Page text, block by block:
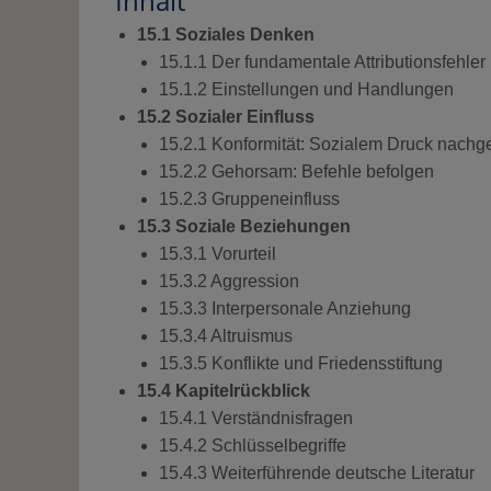
15.1 Soziales Denken
15.1.1 Der fundamentale Attributionsfehler
15.1.2 Einstellungen und Handlungen
15.2 Sozialer Einfluss
15.2.1 Konformität: Sozialem Druck
15.2.2 Gehorsam: Befehle befolgen
15.2.3 Gruppeneinfluss
15.3 Soziale Beziehungen
15.3.1 Vorurteil
15.3.2 Aggression
15.3.3 Interpersonale Anziehung
15.3.4 Altruismus
15.3.5 Konflikte und Friedensstiftung
15.4 Kapitelrückblick
15.4.1 Verständnisfragen
15.4.2 Schlüsselbegriffe
15.4.3 Weiterführende deutsche Literatur